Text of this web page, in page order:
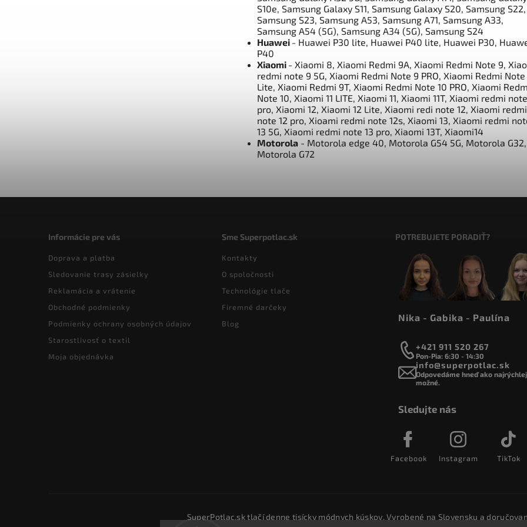
S10e, Samsung Galaxy S11, Samsung Galaxy S20, Samsung S22,
Samsung S23, Samsung A53, Samsung A71, Samsung A33,
Samsung A54 (5G), Samsung A34 (5G), Samsung S24
Huawei - Huawei P30 lite, Huawei P40 lite, Huawei P30,
P40
Xiaomi - Xiaomi 8, Xiaomi Redmi 9A, Xiaomi Redmi Note 9,
redmi note 9 5G, Xiaomi Redmi Note 9 PRO, Xiaomi Redmi Note
Lite, Xiaomi Redmi 9T, Xiaomi Redmi Note 10 PRO, Xiaomi
Note 10, Xiaomi 11 LITE, Xiaomi 11, Xiaomi 11T, Xiaomi redmi note
pro, Xiaomi 12, Xiaomi 12 Lite, Xiaomi redi note 12, Xiaomi redmi
note 12 pro, Xioami redmi note 12s, Xiaomi 13, Xiaomi redmi
13 5G, Xiaomi redmi note 13 pro, Xiaomi 13T, Xiaomi14
Motorola - Motorola edge 40, Motorola G54 5G, Motorola G32,
Motorola G72
Informácie pre vás
Doprava a platba
Sledovanie trasy zásielky
Reklamácia a vrátenie
Obchodné podmienky
Podmienky ochrany osobných údajov
Starostlivosť o textil
Moja objednávka
Sme Superpotlac.sk
Kontakty
O spoločnosti
Technológie tlače
Firemné darčeky
Blog
POTREBUJETE PORADIŤ?
Nika - Gabika - Paulína
+421 911 520 267
Pon-Pia: 6:30 - 14:30
info@superpotlac.sk
Odpovedáme hneď ako
možné.
Sledujte nás
Facebook Instagram TikTok
SuperPotlac.sk tlačí denne tisícky módnych kúskov. Vyrobené na Slovensku a